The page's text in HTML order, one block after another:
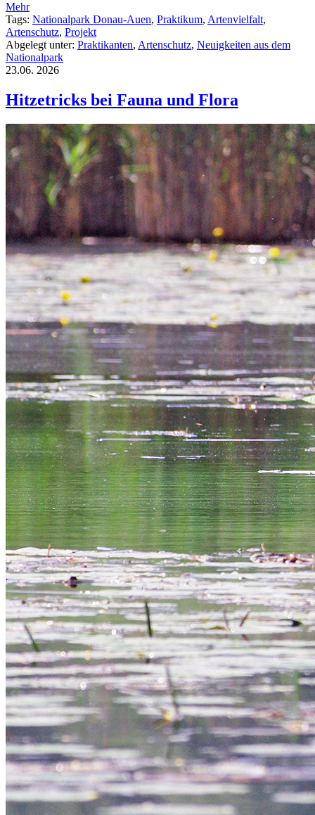
Mehr
Tags: Nationalpark Donau-Auen, Praktikum, Artenvielfalt,
Artenschutz, Projekt
Abgelegt unter: Praktikanten, Artenschutz, Neuigkeiten aus dem
Nationalpark
23.06. 2026
Hitzetricks bei Fauna und Flora